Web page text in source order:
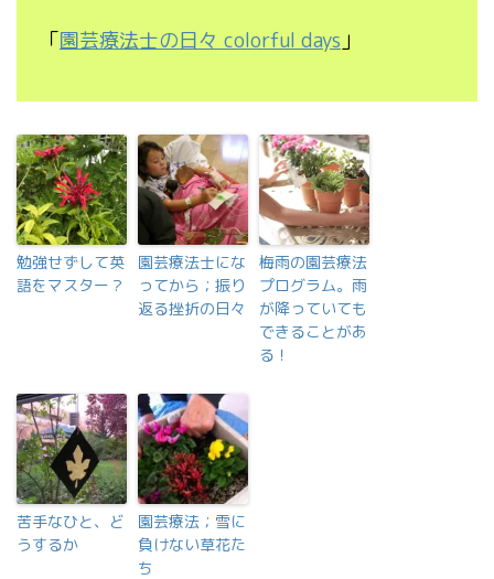
「園芸療法士の日々 colorful days」
勉強せずして英
語をマスター？
園芸療法士にな
ってから；振り
返る挫折の日々
梅雨の園芸療法
プログラム。雨
が降っていても
できることがあ
る！
苦手なひと、ど
うするか
園芸療法；雪に
負けない草花た
ち